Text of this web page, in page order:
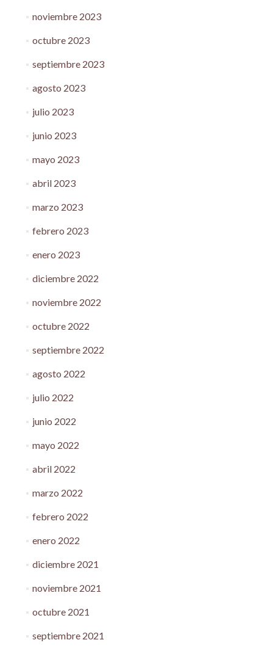
noviembre 2023
octubre 2023
septiembre 2023
agosto 2023
julio 2023
junio 2023
mayo 2023
abril 2023
marzo 2023
febrero 2023
enero 2023
diciembre 2022
noviembre 2022
octubre 2022
septiembre 2022
agosto 2022
julio 2022
junio 2022
mayo 2022
abril 2022
marzo 2022
febrero 2022
enero 2022
diciembre 2021
noviembre 2021
octubre 2021
septiembre 2021